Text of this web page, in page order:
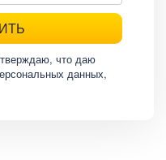
что даю
данных,